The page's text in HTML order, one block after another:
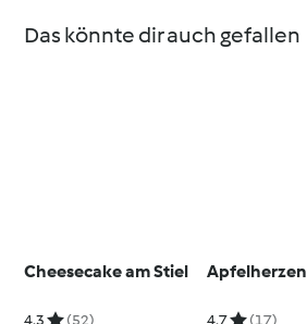
Das könnte dir auch gefallen
Cheesecake am Stiel
4.3 (52) 4.7 (17)